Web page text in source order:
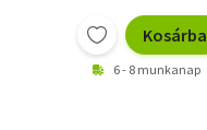
Kosárba
6 - 8 munkanap